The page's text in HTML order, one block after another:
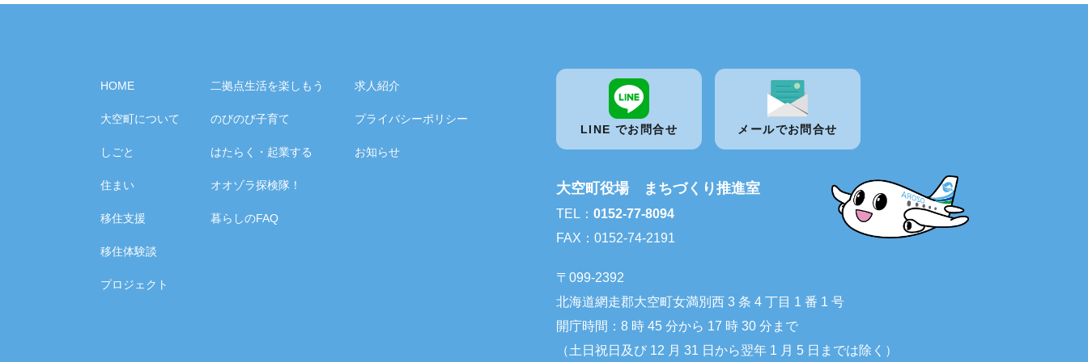
HOME
大空町について
しごと
住まい
移住支援
移住体験談
プロジェクト
二拠点生活を楽しもう
のびのび子育て
はたらく・起業する
オオゾラ探検隊！
暮らしのFAQ
求人紹介
プライバシーポリシー
お知らせ
LINE でお問合せ メールでお問合せ
大空町役場 まちづくり推進室
TEL： 0152-77-8094
FAX：0152-74-2191
〒099-2392
北海道網走郡大空町女満別西 3 条 4 丁目 1 番 1 号
開庁時間：8 時 45 分から 17 時 30 分まで
（土日祝日及び 12 月 31 日から翌年 1 月 5 日までは除く）